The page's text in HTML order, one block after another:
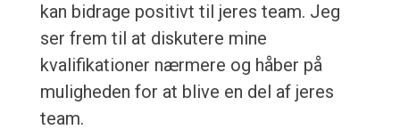
kan bidrage positivt til jeres team. Jeg
ser frem til at diskutere mine
kvalifikationer nærmere og håber på
muligheden for at blive en del af jeres
team.